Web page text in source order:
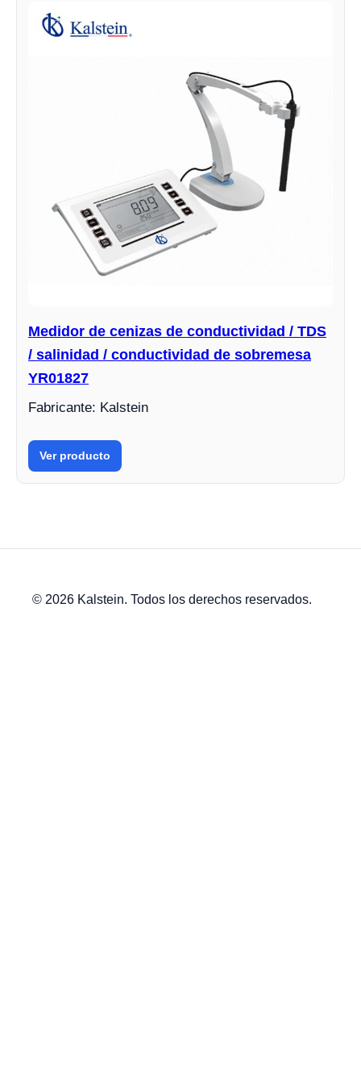
Medidor de cenizas de conductividad / TDS
/ salinidad / conductividad de sobremesa
YR01827
Fabricante: Kalstein
Ver producto
© 2026 Kalstein. Todos los derechos reservados.